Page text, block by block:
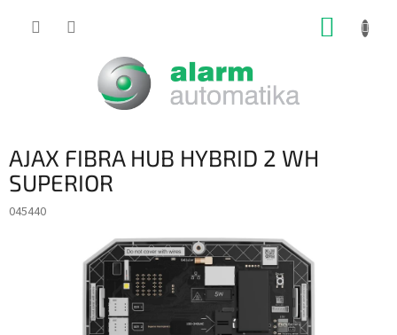
AJAX FIBRA HUB HYBRID 2 WH
SUPERIOR
045440